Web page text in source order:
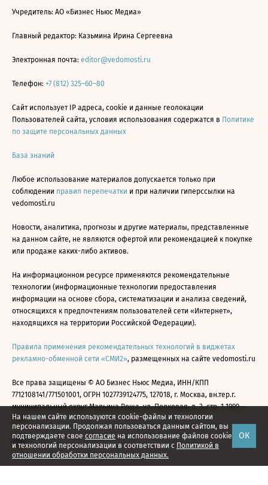
На нашем сайте используются cookie-файлы и технологии
персонализации. Продолжая пользоваться данным сайтом, вы
подтверждаете свое согласие на использование файлов cookie
и технологий персонализации в соответствии с Политикой в
отношении обработки персональных данных.
ОК
Учредитель: АО «Бизнес Ньюс Медиа»
Главный редактор: Казьмина Ирина Сергеевна
Электронная почта: editor@vedomosti.ru
Телефон: +7 (812) 325–60–80
Сайт использует IP адреса, cookie и данные геолокации
Пользователей сайта, условия использования содержатся в Политике
по защите персональных данных
База знаний
Любое использование материалов допускается только при
соблюдении правил перепечатки и при наличии гиперссылки на
vedomosti.ru
Новости, аналитика, прогнозы и другие материалы, представленные
на данном сайте, не являются офертой или рекомендацией к покупке
или продаже каких-либо активов.
На информационном ресурсе применяются рекомендательные
технологии (информационные технологии предоставления
информации на основе сбора, систематизации и анализа сведений,
относящихся к предпочтениям пользователей сети «Интернет»,
находящихся на территории Российской Федерации).
Правила применения рекомендательных технологий в виджетах
рекламно-обменной сети «СМИ2», размещенных на сайте vedomosti.ru
Все права защищены © АО Бизнес Ньюс Медиа, ИНН/КПП
7712108141/771501001, ОГРН 1027739124775, 127018, г. Москва, вн.тер.г.
муниципальный округ Марьина Роща, ул. Полковая, д. 3, стр. 1 1999—
2026